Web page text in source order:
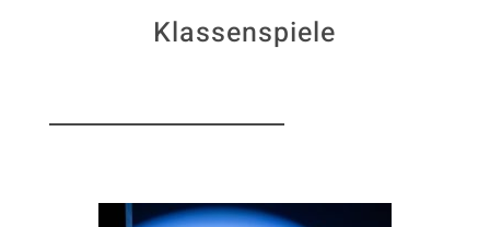
Klassenspiele